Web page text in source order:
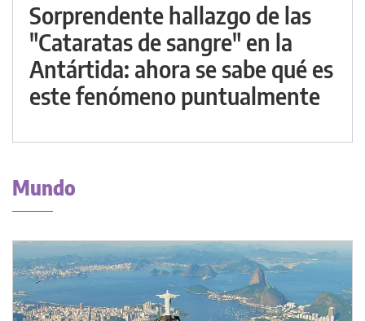
Sorprendente hallazgo de las
"Cataratas de sangre" en la
Antártida: ahora se sabe qué es
este fenómeno puntualmente
Mundo